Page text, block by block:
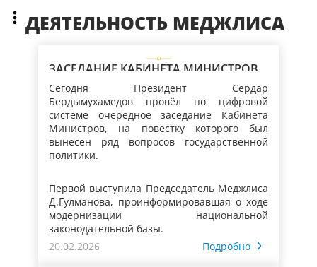
ДЕЯТЕЛЬНОСТЬ МЕДЖЛИСА
ЗАСЕДАНИЕ КАБИНЕТА МИНИСТРОВ
ТУРКМЕНИСТАНА
Сегодня Президент Сердар
Бердымухамедов провёл по цифровой
системе очередное заседание Кабинета
Министров, на повестку которого был
вынесен ряд вопросов государственной
политики.
Первой выступила Председатель Меджлиса
Д.Гулманова, проинформировавшая о ходе
модернизации национальной
законодательной базы.
20.02.2026 Подробно